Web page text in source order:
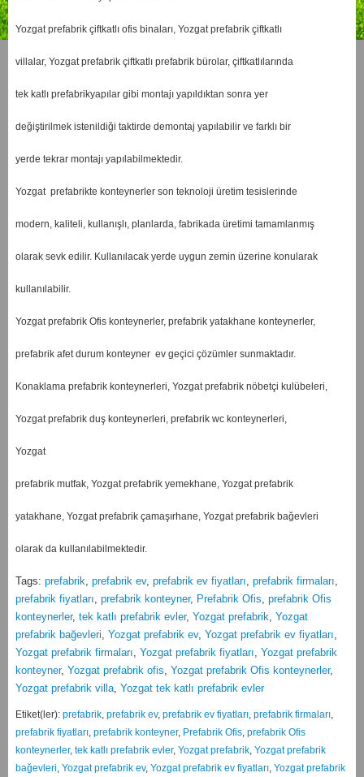
Yozgat prefabrik çiftkatlı ofis binaları, Yozgat prefabrik çiftkatlı
villalar, Yozgat prefabrik çiftkatlı prefabrik bürolar, çiftkatlılarında
tek katlı prefabrikyapılar gibi montajı yapıldıktan sonra yer
değiştirilmek istenildiği taktirde demontaj yapılabilir ve farklı bir
yerde tekrar montajı yapılabilmektedir.
Yozgat prefabrikte konteynerler son teknoloji üretim tesislerinde
modern, kaliteli, kullanışlı, planlarda, fabrikada üretimi tamamlanmış
olarak sevk edilir. Kullanılacak yerde uygun zemin üzerine konularak
kullanılabilir.
Yozgat prefabrik Ofis konteynerler, prefabrik yatakhane konteynerler,
prefabrik afet durum konteyner ev geçici çözümler sunmaktadır.
Konaklama prefabrik konteynerleri, Yozgat prefabrik nöbetçi kulübeleri,
Yozgat prefabrik duş konteynerleri, prefabrik wc konteynerleri,
Yozgat
prefabrik mutfak, Yozgat prefabrik yemekhane, Yozgat prefabrik
yatakhane, Yozgat prefabrik çamaşırhane, Yozgat prefabrik bağevleri
olarak da kullanılabilmektedir.
Tags: prefabrik, prefabrik ev, prefabrik ev fiyatları, prefabrik firmaları,
prefabrik fiyatları, prefabrik konteyner, Prefabrik Ofis, prefabrik Ofis
konteynerler, tek katlı prefabrik evler, Yozgat prefabrik, Yozgat
prefabrik bağevleri, Yozgat prefabrik ev, Yozgat prefabrik ev fiyatları,
Yozgat prefabrik firmaları, Yozgat prefabrik fiyatları, Yozgat prefabrik
konteyner, Yozgat prefabrik ofis, Yozgat prefabrik Ofis konteynerler,
Yozgat prefabrik villa, Yozgat tek katlı prefabrik evler
Etiket(ler): prefabrik, prefabrik ev, prefabrik ev fiyatları, prefabrik firmaları,
prefabrik fiyatları, prefabrik konteyner, Prefabrik Ofis, prefabrik Ofis
konteynerler, tek katlı prefabrik evler, Yozgat prefabrik, Yozgat prefabrik
bağevleri, Yozgat prefabrik ev, Yozgat prefabrik ev fiyatları, Yozgat prefabrik